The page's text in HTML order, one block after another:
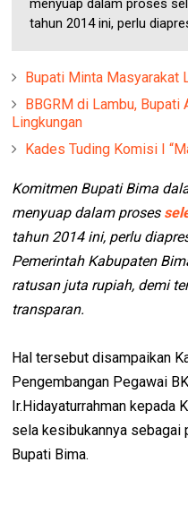
menyuap dalam proses
tahun 2014 ini, perlu
Bupati Minta Masyarakat
BBGRM di Lambu, Bupati
Lingkungan
Kades Tuding Komisi I
Komitmen Bupati Bima
menyuap dalam proses
tahun 2014 ini, perlu
Pemerintah Kabupaten
ratusan juta rupiah, demi
transparan.
Hal tersebut disampaikan
Pengembangan Pegawai
Ir.Hidayaturrahman kepada
sela kesibukannya sebagai
Bupati Bima.